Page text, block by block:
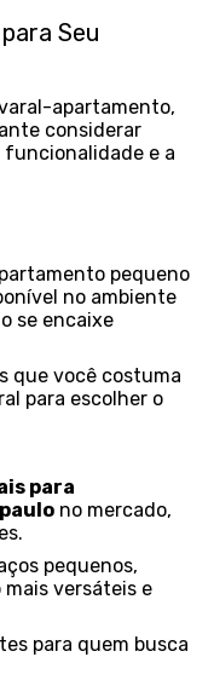
Seu
apartamento,
considerar
funcionalidade e a
pequeno
no ambiente
se encaixe
que você costuma
para escolher o
para
no mercado,
pequenos,
versáteis e
para quem busca